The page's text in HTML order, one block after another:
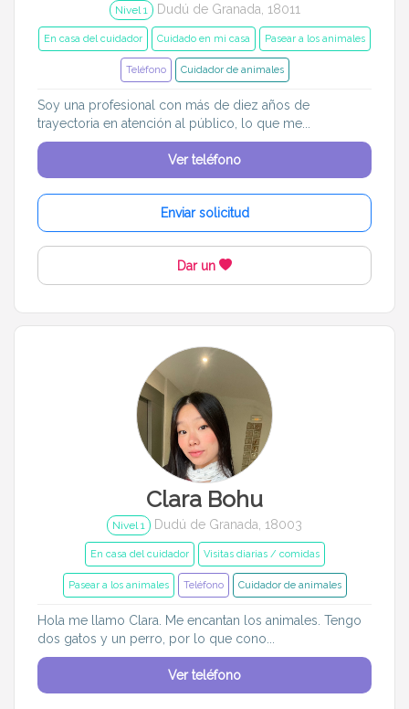
Nivel 1 Dudú de Granada, 18011
En casa del cuidador Cuidado en mi casa Pasear a los animales
Teléfono Cuidador de animales
Soy una profesional con más de diez años de
trayectoria en atención al público, lo que me...
Ver teléfono
Enviar solicitud
Dar un
Clara Bohu
Nivel 1 Dudú de Granada, 18003
En casa del cuidador Visitas diarias / comidas
Pasear a los animales Teléfono Cuidador de animales
Hola me llamo Clara. Me encantan los animales. Tengo
dos gatos y un perro, por lo que cono...
Ver teléfono